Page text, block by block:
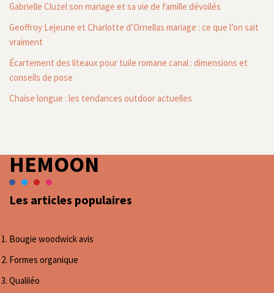
Gabrielle Cluzel son mariage et sa vie de famille dévoilés
Geoffroy Lejeune et Charlotte d’Ornellas mariage : ce que l’on sait
vraiment
Écartement des liteaux pour tuile romane canal : dimensions et
conseils de pose
Chaise longue : les tendances outdoor actuelles
HEMOON
Les articles populaires
Bougie woodwick avis
Formes organique
Qualiléo